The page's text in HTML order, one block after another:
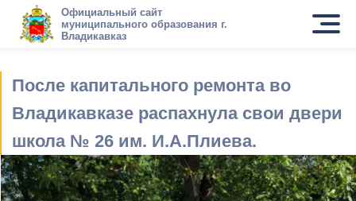
Официальный сайт
муниципального образования г.
Владикавказ
После капитального ремонта во
Владикавказе распахнула свои двери
школа № 26 им. И.А.Плиева.